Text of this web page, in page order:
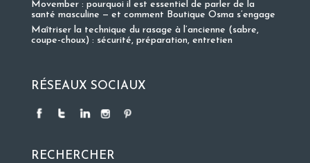
Movember : pourquoi il est essentiel de parler de la
santé masculine — et comment Boutique Osma s’engage
Maîtriser la technique du rasage à l’ancienne (sabre,
coupe-choux) : sécurité, préparation, entretien
RÉSEAUX SOCIAUX
RECHERCHER